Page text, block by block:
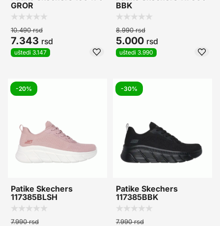
GROR
10.490rsd
7.343 rsd
uštedi 3.147
BBK
8.990rsd
5.000 rsd
uštedi 3.990
-20%
Patike Skechers
117385BLSH
7.990rsd
-30%
Patike Skechers
117385BBK
7.990rsd